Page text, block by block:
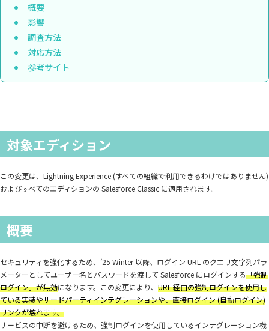
概要
影響
調査方法
対応方法
参考サイト
対象エディション
この変更は、Lightning Experience (すべての組織で利用できるわけではありません)
およびすべてのエディションの Salesforce Classic に適用されます。
概要
セキュリティを強化するため、’25 Winter 以降、ログイン URL のクエリ文字列パラ
メーターとしてユーザー名とパスワードを渡して Salesforce にログインする「強制
ログイン」が無効になります。この変更により、 URL 経由の強制ログインを使用し
ている実装やサードパーティインテグレーションや、直接ログイン (自動ログイン)
リンクが壊れます。
サービスの中断を避けるため、強制ログインを使用しているインテグレーション機